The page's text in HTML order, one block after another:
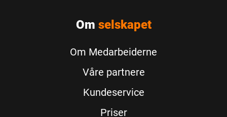
Om selskapet
Om Medarbeiderne
Våre partnere
Kundeservice
Priser